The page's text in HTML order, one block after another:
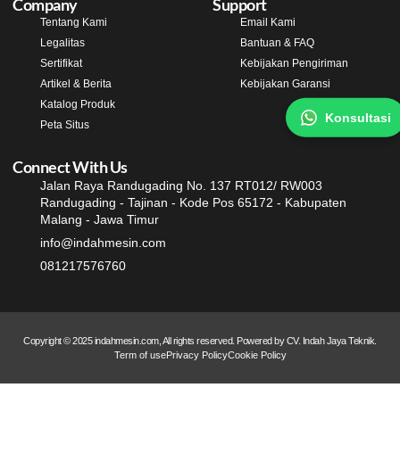
Company
Tentang Kami
Legalitas
Sertifikat
Artikel & Berita
Katalog Produk
Peta Situs
Support
Email Kami
Bantuan & FAQ
Kebijakan Pengiriman
Kebijakan Garansi
Connect With Us
Jalan Raya Randugading No. 137 RT012/ RW003
Randugading - Tajinan - Kode Pos 65172 - Kabupaten
Malang - Jawa Timur
info@indahmesin.com
081217576760
Copyright © 2025 indahmesin.com, All rights reserved. Powered by CV. Indah Jaya Teknik.
Term of usePrivacy PolicyCookie Policy
Konsultasi